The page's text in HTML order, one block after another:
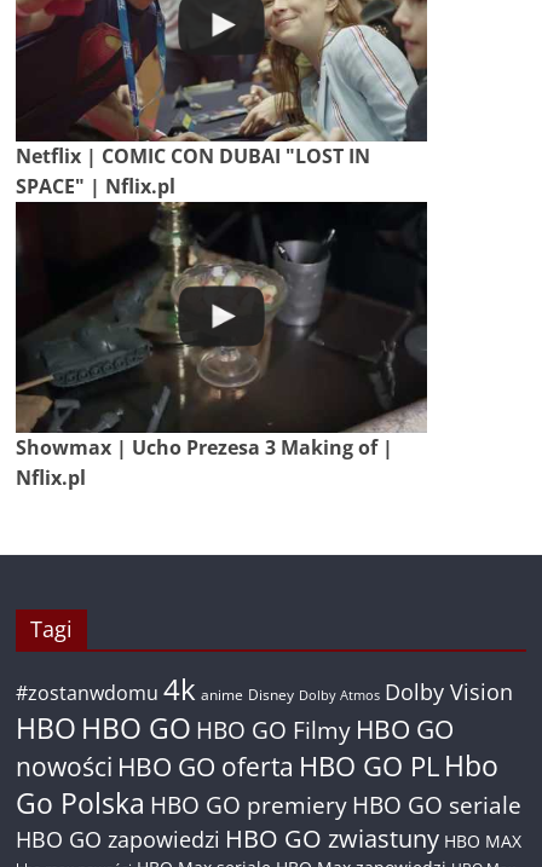
Netflix | COMIC CON DUBAI "LOST IN
SPACE" | Nflix.pl
Showmax | Ucho Prezesa 3 Making of |
Nflix.pl
Tagi
#zostanwdomu 4k anime Disney Dolby Atmos Dolby Vision
HBO HBO GO HBO GO Filmy HBO GO
nowości HBO GO oferta HBO GO PL Hbo
Go Polska HBO GO premiery HBO GO seriale
HBO GO zapowiedzi HBO GO zwiastuny HBO MAX